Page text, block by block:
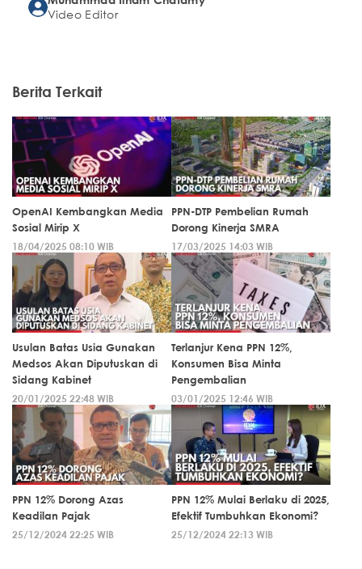
Video Editor
Berita Terkait
OpenAI Kembangkan Media
Sosial Mirip X
18/04/2025 08:10 WIB
PPN-DTP Pembelian Rumah
Dorong Kinerja SMRA
17/03/2025 14:03 WIB
Usulan Batas Usia Gunakan
Medsos Akan Diputuskan di
Sidang Kabinet
20/01/2025 22:48 WIB
Terlanjur Kena PPN 12%,
Konsumen Bisa Minta
Pengembalian
03/01/2025 12:46 WIB
PPN 12% Dorong Azas
Keadilan Pajak
25/12/2024 22:25 WIB
PPN 12% Mulai Berlaku di 2025,
Efektif Tumbuhkan Ekonomi?
25/12/2024 22:13 WIB